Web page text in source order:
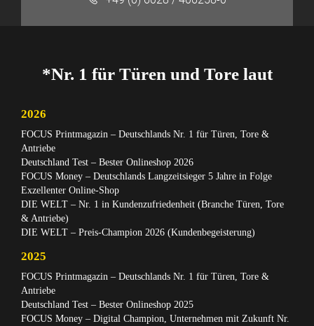
*Nr. 1 für Türen und Tore laut
2026
FOCUS Printmagazin – Deutschlands Nr. 1 für Türen, Tore &
Antriebe
Deutschland Test – Bester Onlineshop 2026
FOCUS Money – Deutschlands Langzeitsieger 5 Jahre in Folge
Exzellenter Online-Shop
DIE WELT – Nr. 1 in Kundenzufriedenheit (Branche Türen, Tore
& Antriebe)
DIE WELT – Preis-Champion 2026 (Kundenbegeisterung)
2025
FOCUS Printmagazin – Deutschlands Nr. 1 für Türen, Tore &
Antriebe
Deutschland Test – Bester Onlineshop 2025
FOCUS Money – Digital Champion, Unternehmen mit Zukunft Nr.